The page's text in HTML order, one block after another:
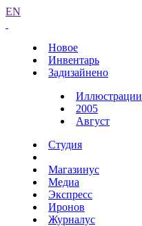
EN
Новое
Инвентарь
Задизайнено
Иллюстрации
2005
Август
Студия
Магазинус
Медиа
Экспресс
Иронов
Журналус